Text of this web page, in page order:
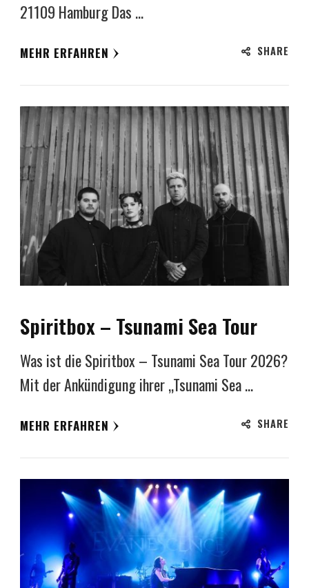
21109 Hamburg Das …
MEHR ERFAHREN SHARE
Spiritbox – Tsunami Sea Tour
Was ist die Spiritbox – Tsunami Sea Tour 2026?
Mit der Ankündigung ihrer „Tsunami Sea …
MEHR ERFAHREN SHARE